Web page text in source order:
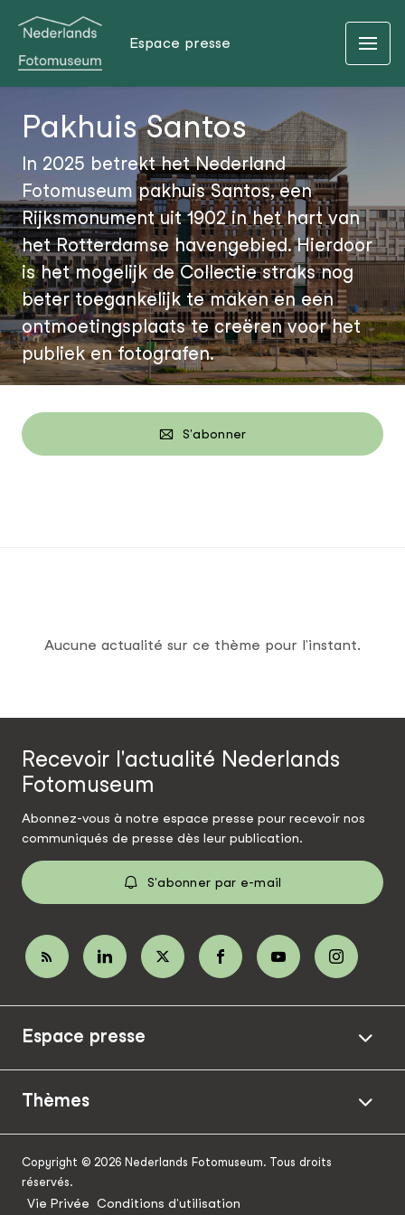
Espace presse
Pakhuis Santos
In 2025 betrekt het Nederland
Fotomuseum pakhuis Santos, een
Rijksmonument uit 1902 in het hart van
het Rotterdamse havengebied. Hierdoor
is het mogelijk de Collectie straks nog
beter toegankelijk te maken en een
ontmoetingsplaats te creëren voor het
publiek en fotografen.
S'abonner
Aucune actualité sur ce thème pour l'instant.
Recevoir l'actualité Nederlands
Fotomuseum
Abonnez-vous à notre espace presse pour recevoir nos
communiqués de presse dès leur publication.
S'abonner par e-mail
Espace presse
Thèmes
Copyright © 2026 Nederlands Fotomuseum. Tous droits
réservés.
Vie Privée Conditions d'utilisation